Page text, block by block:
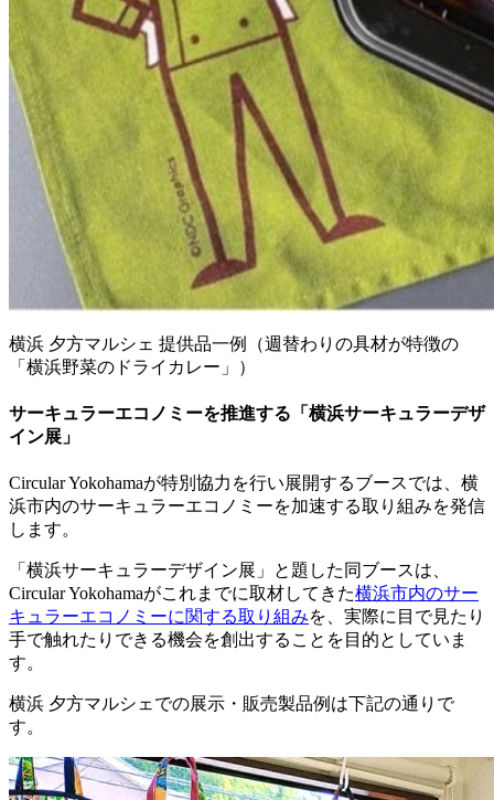
横浜 夕方マルシェ 提供品一例（週替わりの具材が特徴の
「横浜野菜のドライカレー」）
サーキュラーエコノミーを推進する「横浜サーキュラーデザ
イン展」
Circular Yokohamaが特別協力を行い展開するブースでは、横
浜市内のサーキュラーエコノミーを加速する取り組みを発信
します。
「横浜サーキュラーデザイン展」と題した同ブースは、
Circular Yokohamaがこれまでに取材してきた横浜市内のサー
キュラーエコノミーに関する取り組みを、実際に目で見たり
手で触れたりできる機会を創出することを目的としていま
す。
横浜 夕方マルシェでの展示・販売製品例は下記の通りで
す。